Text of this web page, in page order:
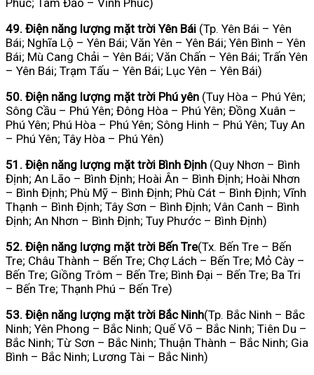
Phúc; Tam Đảo – Vĩnh Phúc)
49. Điện năng lượng mặt trời Yên Bái (Tp. Yên Bái – Yên
Bái; Nghĩa Lộ – Yên Bái; Văn Yên – Yên Bái; Yên Bình – Yên
Bái; Mù Cang Chải – Yên Bái; Văn Chấn – Yên Bái; Trấn Yên
– Yên Bái; Trạm Tấu – Yên Bái; Lục Yên – Yên Bái)
50. Điện năng lượng mặt trời Phú yên (Tuy Hòa – Phú Yên;
Sông Cầu – Phú Yên; Đông Hòa – Phú Yên; Đồng Xuân –
Phú Yên; Phú Hòa – Phú Yên; Sông Hinh – Phú Yên; Tuy An
– Phú Yên; Tây Hòa – Phú Yên)
51. Điện năng lượng mặt trời Bình Định (Quy Nhơn – Bình
Định; An Lão – Bình Định; Hoài Ân – Bình Định; Hoài Nhơn
– Bình Định; Phù Mỹ – Bình Định; Phù Cát – Bình Định; Vĩnh
Thạnh – Bình Định; Tây Sơn – Bình Định; Vân Canh – Bình
Định; An Nhơn – Bình Định; Tuy Phước – Bình Định)
52. Điện năng lượng mặt trời Bến Tre(Tx. Bến Tre – Bến
Tre; Châu Thành – Bến Tre; Chợ Lách – Bến Tre; Mỏ Cày –
Bến Tre; Giồng Trôm – Bến Tre; Bình Đại – Bến Tre; Ba Tri
– Bến Tre; Thạnh Phú – Bến Tre)
53. Điện năng lượng mặt trời Bắc Ninh(Tp. Bắc Ninh – Bắc
Ninh; Yên Phong – Bắc Ninh; Quế Võ – Bắc Ninh; Tiên Du –
Bắc Ninh; Từ Sơn – Bắc Ninh; Thuận Thành – Bắc Ninh; Gia
Bình – Bắc Ninh; Lương Tài – Bắc Ninh)